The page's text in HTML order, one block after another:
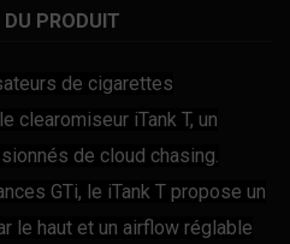
DU PRODUIT
de cigarettes
clearomiseur iTank T, un
de cloud chasing.
GTi, le iTank T propose un
le haut et un airflow réglable